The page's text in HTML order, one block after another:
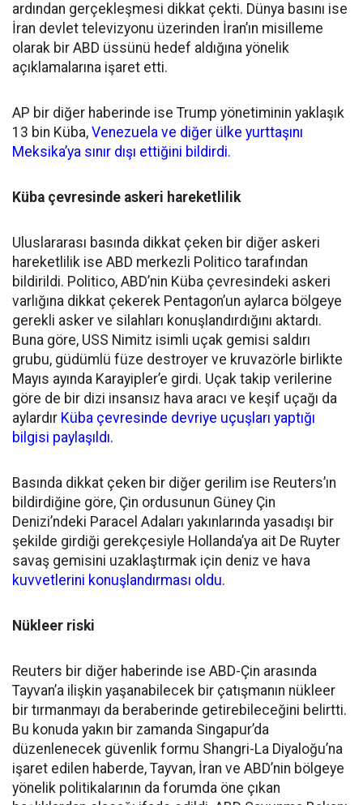
ardından gerçekleşmesi dikkat çekti. Dünya basını ise
İran devlet televizyonu üzerinden İran’ın misilleme
olarak bir ABD üssünü hedef aldığına yönelik
açıklamalarına işaret etti.
AP bir diğer haberinde ise Trump yönetiminin yaklaşık
13 bin Küba, Venezuela ve diğer ülke yurttaşını
Meksika’ya sınır dışı ettiğini bildirdi.
Küba çevresinde askeri hareketl i i k
Uluslararası basında dikkat çeken bir diğer askeri
hareketlilik ise ABD merkezli Politico tarafından
bildirildi. Politico, ABD’nin Küba çevresindeki askeri
varlığına dikkat çekerek Pentagon’un aylarca bölgeye
gerekli asker ve silahları konuşlandırdığını aktardı.
Buna göre, USS Nimitz isimli uçak gemisi saldırı
grubu, güdümlü füze destroyer ve kruvazörle birlikte
Mayıs ayında Karayipler’e girdi. Uçak takip verilerine
göre de bir dizi insansız hava aracı ve keşif uçağı da
aylardır Küba çevresinde devriye uçuş ları yaptığı
bilgisi paylaşıldı.
Basında dikkat çeken bir diğer gerilim ise Reuters’ın
bildirdiğine göre, Çin ordusunun Güney Çin
Denizi’ndeki Paracel Adaları yakınlarında yasadışı bir
şekilde girdiği gerekçesiyle Hollanda’ya ait De Ruyter
savaş gemisini uzaklaştırmak için deniz ve hava
kuvvetlerini konuş landırması oldu.
Nükleer riski
Reuters bir diğer haberinde ise ABD-Çin arasında
Tayvan’a ilişkin yaşanabilecek bir çatışmanın nükleer
bir tırmanmayı da beraberinde getirebileceğini belirtti.
Bu konuda yakın bir zamanda Singapur’da
düzenlenecek güvenlik formu Shangri-La Diyaloğu’na
işaret edilen haberde, Tayvan, İran ve ABD’nin bölgeye
yönelik politikalarının da forumda öne çıkan